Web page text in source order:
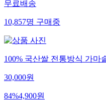
무료배송
10,857명구매중
100% 국산쌀 전통방식 가마
30,000원
84%4,900원